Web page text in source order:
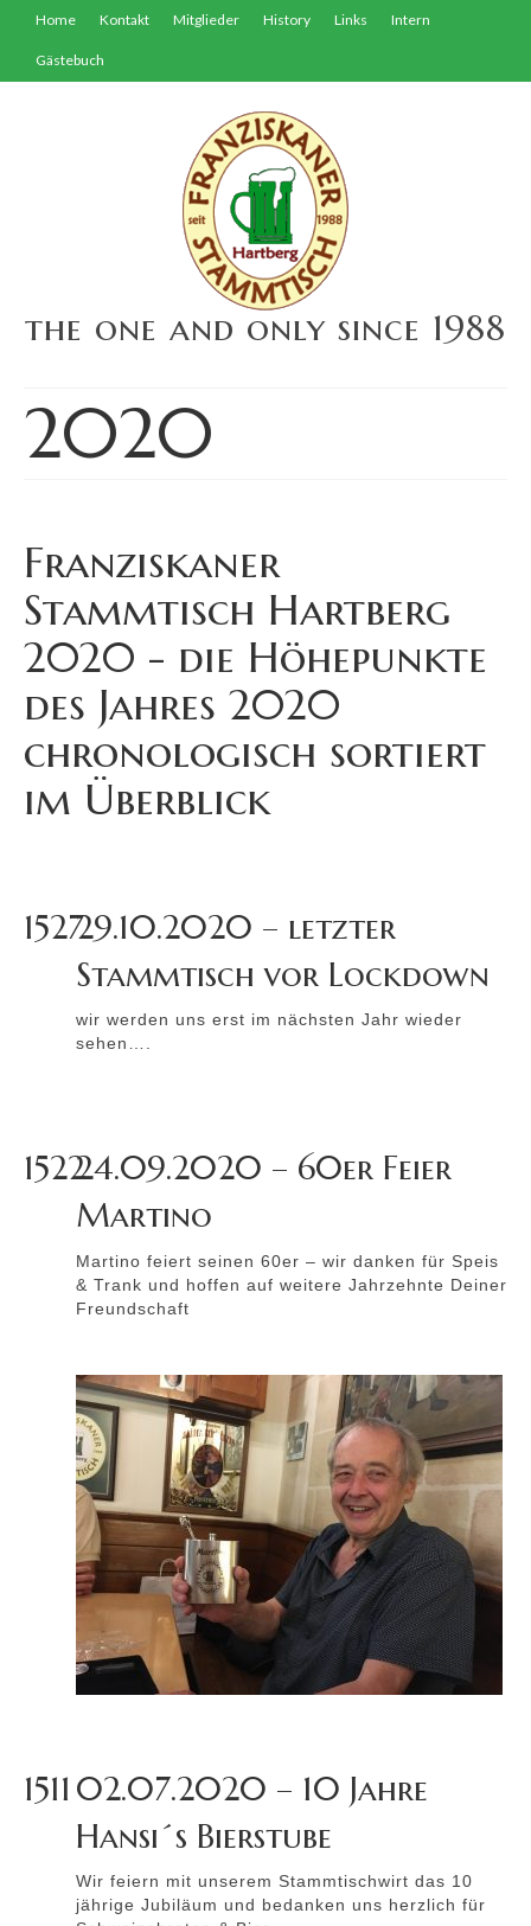
Home Kontakt Mitglieder History Links Intern
Gästebuch
the one and only since 1988
2020
Franziskaner
Stammtisch Hartberg
2020 - die Höhepunkte
des Jahres 2020
chronologisch sortiert
im Überblick
152729.10.2020 – letzter
Stammtisch vor Lockdown
wir werden uns erst im nächsten Jahr wieder
sehen….
152224.09.2020 – 60er Feier
Martino
Martino feiert seinen 60er – wir danken für Speis
& Trank und hoffen auf weitere Jahrzehnte Deiner
Freundschaft
1511 02.07.2020 – 10 Jahre
Hansi´s Bierstube
Wir feiern mit unserem Stammtischwirt das 10
jährige Jubiläum und bedanken uns herzlich für